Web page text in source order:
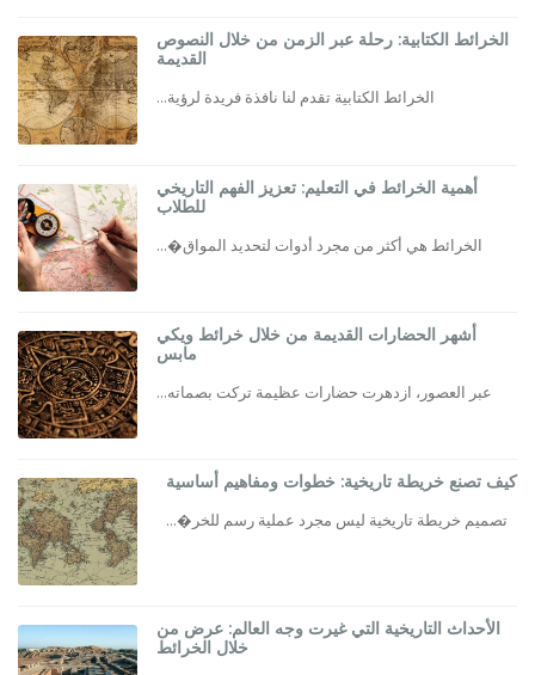
الخرائط الكتابية: رحلة عبر الزمن من خلال النصوص
القديمة
الخرائط الكتابية تقدم لنا نافذة فريدة لرؤية...
أهمية الخرائط في التعليم: تعزيز الفهم التاريخي
للطلاب
الخرائط هي أكثر من مجرد أدوات لتحديد المواق�...
أشهر الحضارات القديمة من خلال خرائط ويكي
مابس
عبر العصور، ازدهرت حضارات عظيمة تركت بصماته...
كيف تصنع خريطة تاريخية: خطوات ومفاهيم أساسية
تصميم خريطة تاريخية ليس مجرد عملية رسم للخر�...
الأحداث التاريخية التي غيرت وجه العالم: عرض من
خلال الخرائط